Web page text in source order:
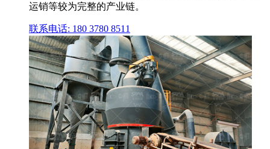
运销等较为完整的产业链。
联系电话: 180 3780 8511